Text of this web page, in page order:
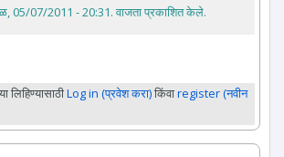
05/07/2011 - 20:31. वाजता प्रकाशित केले.
लिहिण्यासाठीLog in (प्रवेश करा)किंवाregister (नवीन